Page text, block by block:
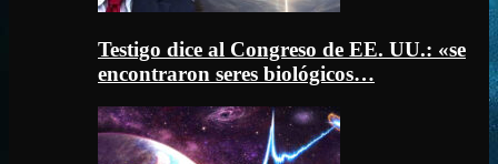
Testigo dice al Congreso de EE. UU.: «se
encontraron seres biológicos…